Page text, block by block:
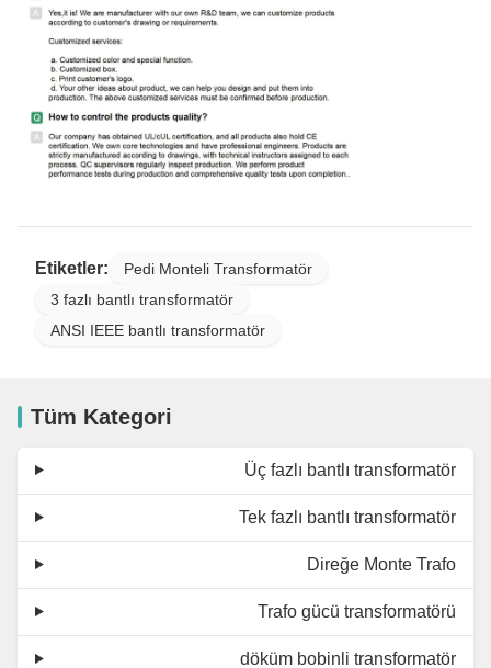
Etiketler:
Pedi Monteli Transformatör
3 fazlı bantlı transformatör
ANSI IEEE bantlı transformatör
Tüm Kategori
Üç fazlı bantlı transformatör
Tek fazlı bantlı transformatör
Direğe Monte Trafo
Trafo gücü transformatörü
döküm bobinli transformatör